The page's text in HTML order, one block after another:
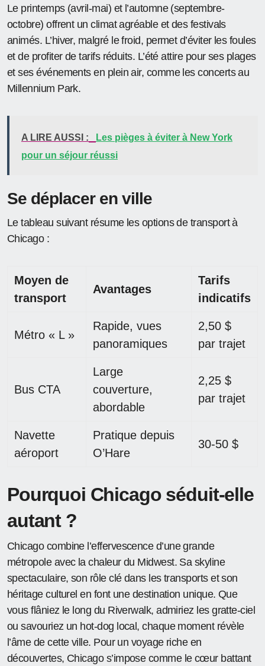
Le printemps (avril-mai) et l’automne (septembre-
octobre) offrent un climat agréable et des festivals
animés. L’hiver, malgré le froid, permet d’éviter les foules
et de profiter de tarifs réduits. L’été attire pour ses plages
et ses événements en plein air, comme les concerts au
Millennium Park.
A LIRE AUSSI :
Les pièges à éviter à New York
pour un séjour réussi
Se déplacer en ville
Le tableau suivant résume les options de transport à
Chicago :
Moyen de
transport
Avantages
Tarifs
indicatifs
Métro « L »
Rapide, vues
panoramiques
2,50 $
par trajet
Bus CTA
Large
couverture,
abordable
2,25 $
par trajet
Navette
aéroport
Pratique depuis
O’Hare
30-50 $
Pourquoi Chicago séduit-elle
autant ?
Chicago combine l’effervescence d’une grande
métropole avec la chaleur du Midwest. Sa skyline
spectaculaire, son rôle clé dans les transports et son
héritage culturel en font une destination unique. Que
vous flâniez le long du Riverwalk, admiriez les gratte-ciel
ou savouriez un hot-dog local, chaque moment révèle
l’âme de cette ville. Pour un voyage riche en
découvertes, Chicago s’impose comme le cœur battant